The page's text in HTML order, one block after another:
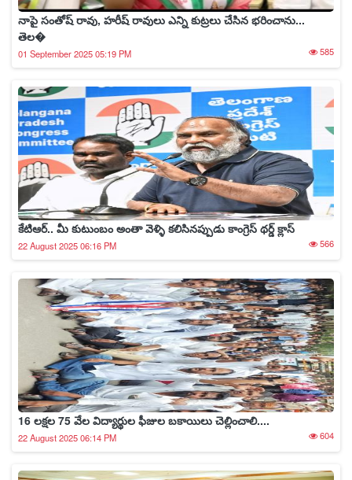
నాపై సంతోష్ రావు, హరీష్ రావులు ఎన్ని కుట్రలు చేసిన భరించాను...
తెల�
01 September 2025 05:19 PM 585
కేటిఆర్.. మీ కుటుంబం అంతా వెళ్ళి కలిసినప్పుడు కాంగ్రెస్ థర్డ్ క్లాస్
22 August 2025 06:16 PM 566
16 లక్షల 75 వేల విద్యార్థుల ఫీజుల బకాయిలు చెల్లించాలి....
22 August 2025 06:14 PM 604